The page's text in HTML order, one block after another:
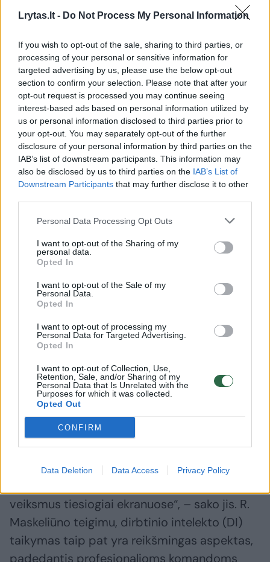
Lrytas.lt - Do Not Process My Personal Information
If you wish to opt-out of the sale, sharing to third parties, or
processing of your personal or sensitive information for
targeted advertising by us, please use the below opt-out
section to confirm your selection. Please note that after your
opt-out request is processed you may continue seeing
interest-based ads based on personal information utilized by
us or personal information disclosed to third parties prior to
your opt-out. You may separately opt-out of the further
disclosure of your personal information by third parties on the
IAB’s list of downstream participants. This information may
also be disclosed by us to third parties on the IAB’s List of
Downstream Participants that may further disclose it to other
Personal Data Processing Opt Outs
I want to opt-out of the Sharing of my
personal data.
Opted In
I want to opt-out of the Sale of my
Personal Data.
Opted In
I want to opt-out of processing my
Personal Data for Targeted Advertising.
Opted In
I want to opt-out of Collection, Use,
Retention, Sale, and/or Sharing of my
Personal Data that Is Unrelated with the
Purposes for which it was collected.
Opted Out
CONFIRM
Data Deletion Data Access Privacy Policy
Varžosi su DI valdomais priešininkais
Profesorius pasakoja, kad šiuo metu e-
sporto sektoriuje nei virtualios realybės (VR),
nei papildytos realybės (AR) technologijos
dar neužima lyderiaujančių pozicijų –
populiariausi išlieka tradiciniai žaidimai. Vis
dėlto tikimasi, kad netolimoje ateityje šios
inovacijos reikšmingai transformuos e-
sporto kraštovaizdį.
VR technologijų taikymas vis dar kelia iššūkių,
nes joms reikalinga galinga įranga. Tačiau
tobulėjant technologijoms ir mažėjant jų
kainoms, VR žaidimai gali tapti labiau
prieinami ir patrauklūs e-sporto
pritraukti platesnę auditoriją. Nors jų įtaka e-
sportui kol kas nėra iki galo aiški, teoriškai AR
galėtų integruoti realaus pasaulio varžybų
stebėjimą su skaitmeniniais žaidimo
elementais. Pavyzdžiui, futbolo rungtynių
metu žiūrovai galėtų atlikti statymus arba
veiksmus tiesiogiai ekranuose“, – sako jis. R.
Maskeliūno teigimu, dirbtinio intelekto (DI)
taikymas taip pat yra reikšmingas aspektas,
padedantis profesionalioms komandoms